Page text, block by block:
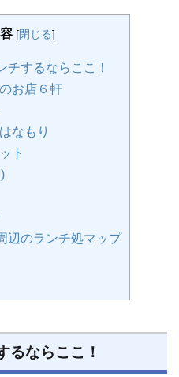
[閉じる]
チするならここ！
お店６軒
なもり
ト
辺のランチ処マップ
るならここ！